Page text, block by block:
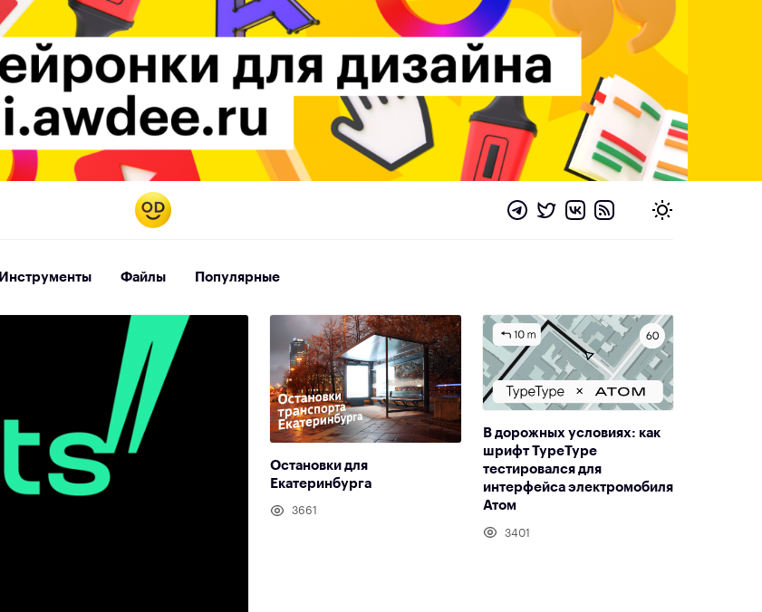
Инструменты Файлы Популярные
Остановки для
Екатеринбурга
3661
В дорожных условиях: как
шрифт TypeType
тестировался для
интерфейса электромобиля
Атом
3401